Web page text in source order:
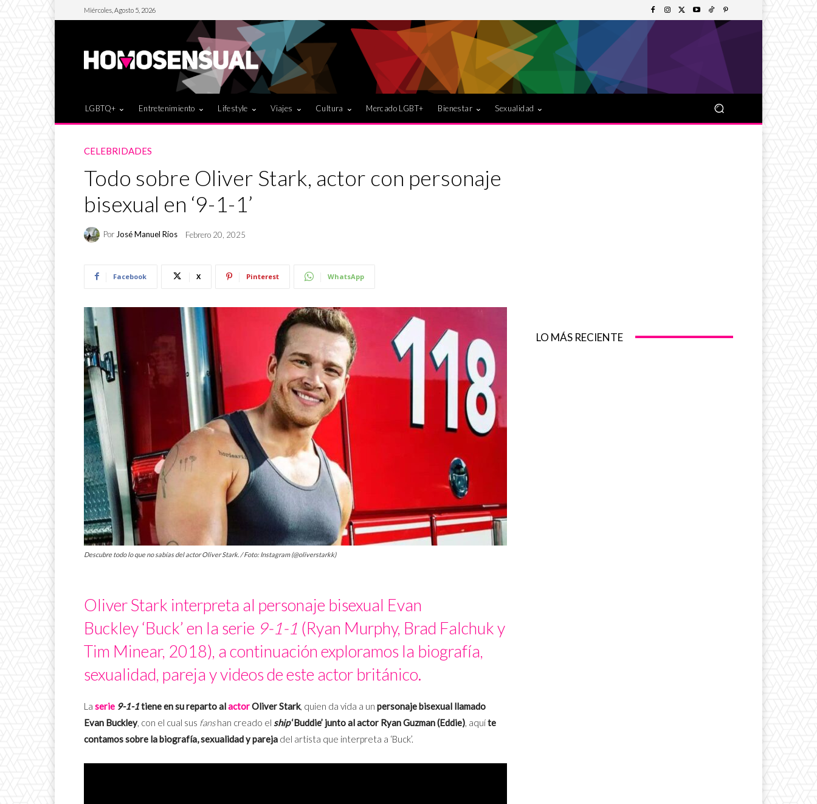
Miércoles, Agosto 5, 2026
LGBTQ+ Entretenimiento Lifestyle Viajes Cultura Mercado LGBT+ Bienestar Sexualidad
CELEBRIDADES
Todo sobre Oliver Stark, actor con personaje
bisexual en ‘9-1-1’
PorJosé Manuel Ríos Febrero 20, 2025
Facebook X Pinterest WhatsApp
Descubre todo lo que no sabías del actor Oliver Stark. / Foto: Instagram (@oliverstarkk)
Oliver Stark interpreta al personaje bisexual Evan
Buckley ‘Buck’ en la serie 9-1-1 (Ryan Murphy, Brad Falchuk y
Tim Minear, 2018), a continuación exploramos la biografía,
sexualidad, pareja y videos de este actor británico.
La serie 9-1-1tiene en su reparto alactorOliver Stark, quien da vida a un personaje bisexual llamado
Evan Buckley, con el cual sus fanshan creado el ship‘Buddie’ junto al actor Ryan Guzman (Eddie), aquíte
contamos sobre la biografía, sexualidad y pareja del artista que interpreta a ‘Buck’.
LO MÁS RECIENTE